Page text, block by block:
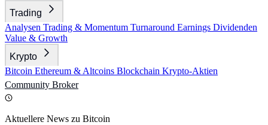
Trading
Analysen Trading & Momentum Turnaround Earnings Dividenden
Value & Growth
Krypto
Bitcoin Ethereum & Altcoins Blockchain Krypto-Aktien
Community Broker
Aktuellere News zu Bitcoin